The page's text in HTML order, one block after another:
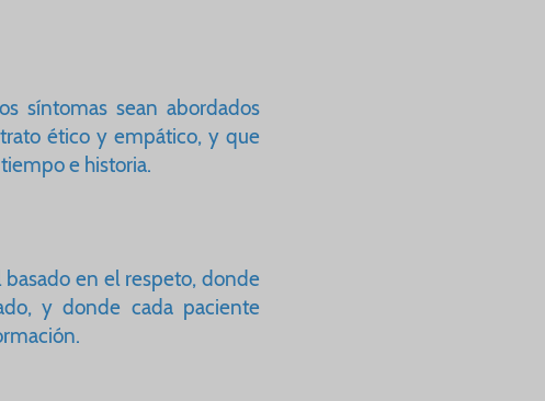
síntomas sean abordados
ético y empático, y que
e historia.
en el respeto, donde
y donde cada paciente